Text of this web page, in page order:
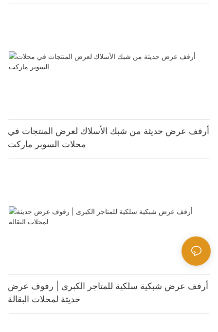
أرفف عرض حديثة من شبك الأسلاك لعرض المنتجات في
محلات السوبر ماركت
أرفف عرض شبكية سلكية للمتاجر الكبرى | رفوف عرض
حديثة لمحلات البقالة